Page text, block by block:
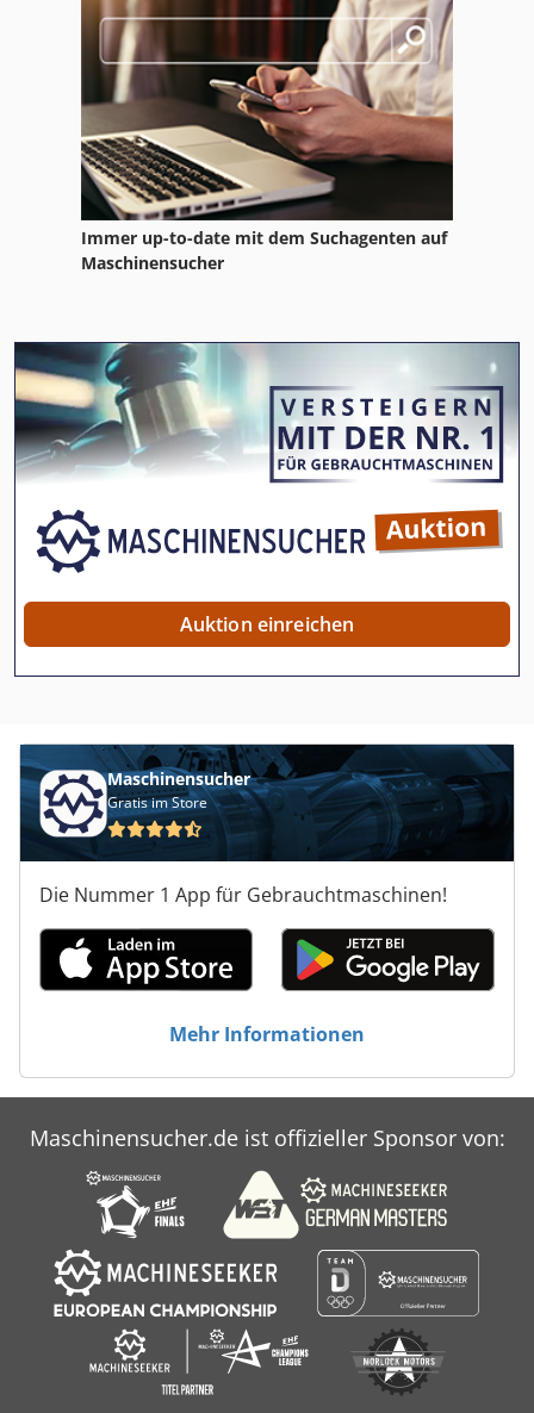
Immer up-to-date mit dem Suchagenten auf
Maschinensucher
Auktion einreichen
Maschinensucher
Gratis im Store
Die Nummer 1 App für Gebrauchtmaschinen!
Mehr Informationen
Maschinensucher.de ist offizieller Sponsor von: